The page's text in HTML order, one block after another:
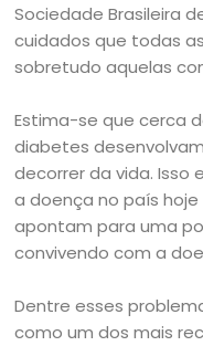
Sociedade Brasileira
cuidados que todas
sobretudo aquelas
Estima-se que cerca
diabetes
decorrer da vida. Isso
a doença no país
apontam para uma
convivendo com a
Dentre esses
como um dos mais